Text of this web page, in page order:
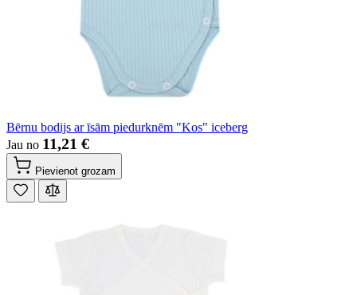
Bērnu bodijs ar īsām piedurknēm "Kos" iceberg
Jau no 11,21 €
Pievienot grozam